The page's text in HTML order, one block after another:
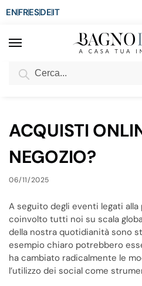
ENFRESDEIT
SCONTO del 3%
ACQUISTI
NEGOZIO?
06/11/2025
A seguito degli eventi legati
coinvolto tutti noi su scala
della nostra quotidianità sono
esempio chiaro potrebbero
ha cambiato radicalmente le
l’utilizzo dei social come